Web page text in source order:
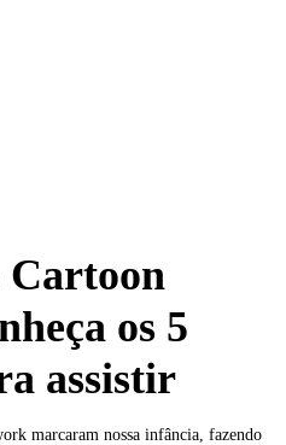
Cartoon
os 5
assistir
marcaram nossa infância, fazendo